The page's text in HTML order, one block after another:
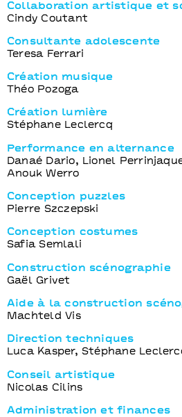
Collaboration artistique et
Cindy Coutant
Consultante adolescente
Teresa Ferrari
Création musique
Théo Pozoga
Création lumière
Stéphane Leclercq
Performance en alternance
Danaé Dario, Lionel
Anouk Werro
Conception puzzles
Pierre Szczepski
Conception costumes
Safia Semlali
Construction scénographie
Gaël Grivet
Aide à la construction
Machteld Vis
Direction techniques
Luca Kasper, Stéphane
Conseil artistique
Nicolas Cilins
Administration et finances